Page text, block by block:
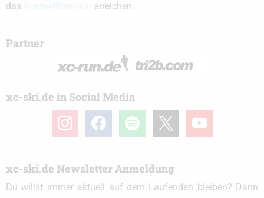
das
erreichen.
Partner
xc-ski.de in Social Media
instagramfacebook spotify youtube
xc-ski.de Newsletter Anmeldung
Du willst immer aktuell auf dem Laufenden bleiben? Dann